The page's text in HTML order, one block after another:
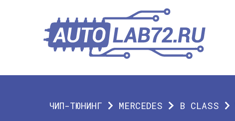
ЧИП-ТЮНИНГ MERCEDES B CLASS